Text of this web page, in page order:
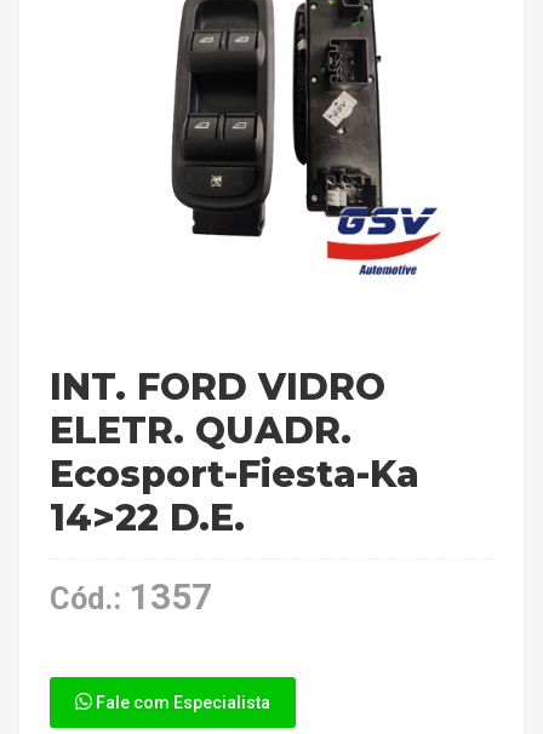
INT. FORD VIDRO
ELETR. QUADR.
Ecosport-Fiesta-Ka
14>22 D.E.
Cód.: 1357
Fale com Especialista